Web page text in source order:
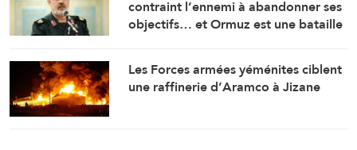
contraint l’ennemi à abandonner ses
objectifs… et Ormuz est une bataille
Les Forces armées yéménites ciblent
une raffinerie d’Aramco à Jizane